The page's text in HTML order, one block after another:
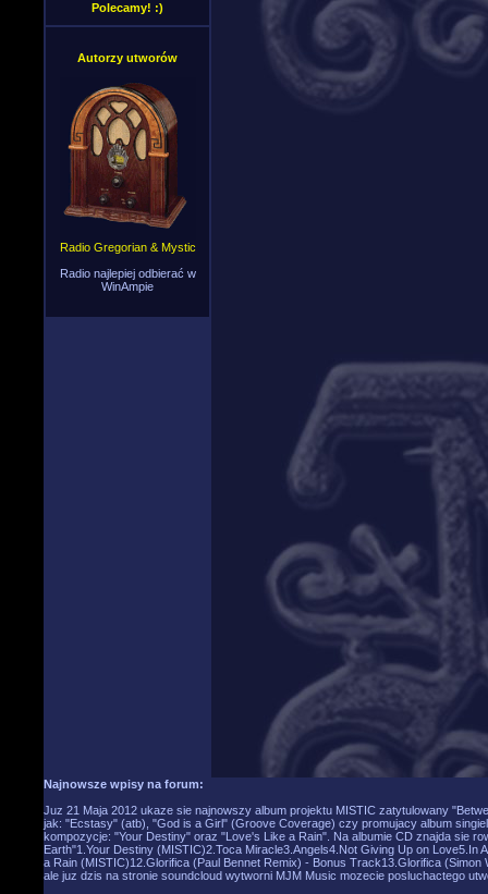
Polecamy! :)
Autorzy utworów
Radio Gregorian & Mystic
Radio najlepiej odbierać w
WinAmpie
Najnowsze wpisy na forum:
Juz 21 Maja 2012 ukaze sie najnowszy album projektu MISTIC zatytulowany
jak: "Ecstasy" (atb), "God is a Girl" (Groove Coverage) czy promujacy album
kompozycje: "Your Destiny" oraz "Love's Like a Rain". Na albumie CD znajda sie
Earth"1.Your Destiny (MISTIC)2.Toca Miracle3.Angels4.Not Giving Up on
a Rain (MISTIC)12.Glorifica (Paul Bennet Remix) - Bonus Track13.Glorifica
ale juz dzis na stronie soundcloud wytworni MJM Music mozecie posluchactego